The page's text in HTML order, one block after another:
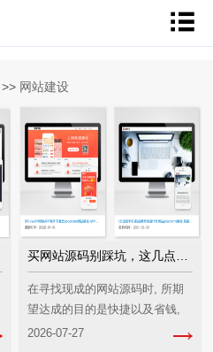
>> 网站建设
在寻找现成的网站源码时, 所期
望达成的目的是快捷以及省钱,
许许多多的人觉得拿出几千块钱
2026-07-27